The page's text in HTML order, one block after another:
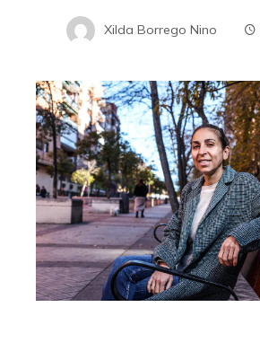
Xilda Borrego Nino